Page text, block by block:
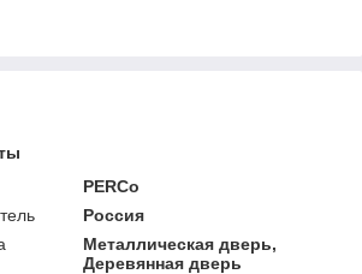
PERCo
Россия
Металлическая дверь,
Деревянная дверь